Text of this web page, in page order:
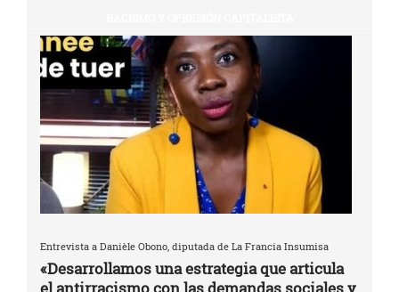
Entrevista a Danièle Obono, diputada de La Francia Insumisa
«Desarrollamos una estrategia que articula